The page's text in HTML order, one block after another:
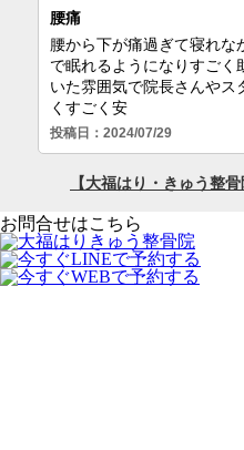
お問合せはこちら